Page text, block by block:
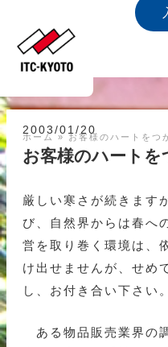
ホーム » お客様のハートをつ
2003/01/20
お客様のハートを
厳しい寒さが続きます
び、自然界からは春へ
営を取り巻く環境は、
け出せませんが、せめ
し、お付き合い下さい。
ある物品販売業界の